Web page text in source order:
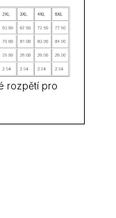
rozpětí pro